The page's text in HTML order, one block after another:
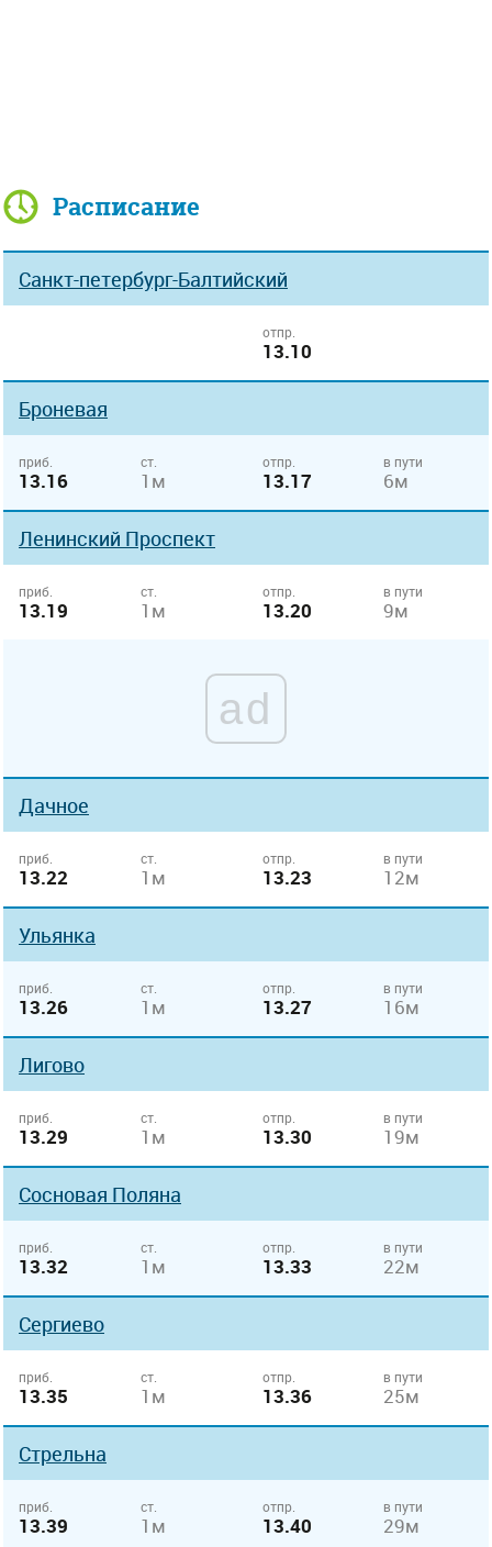
Расписание
Санкт-петербург-Балтийский
отпр.
13.10
Броневая
приб.
13.16
ст.
1м
отпр.
13.17
в пути
6м
Ленинский Проспект
приб.
13.19
ст.
1м
отпр.
13.20
в пути
9м
ad
Дачное
приб.
13.22
ст.
1м
отпр.
13.23
в пути
12м
Ульянка
приб.
13.26
ст.
1м
отпр.
13.27
в пути
16м
Лигово
приб.
13.29
ст.
1м
отпр.
13.30
в пути
19м
Сосновая Поляна
приб.
13.32
ст.
1м
отпр.
13.33
в пути
22м
Сергиево
приб.
13.35
ст.
1м
отпр.
13.36
в пути
25м
Стрельна
приб.
13.39
ст.
1м
отпр.
13.40
в пути
29м